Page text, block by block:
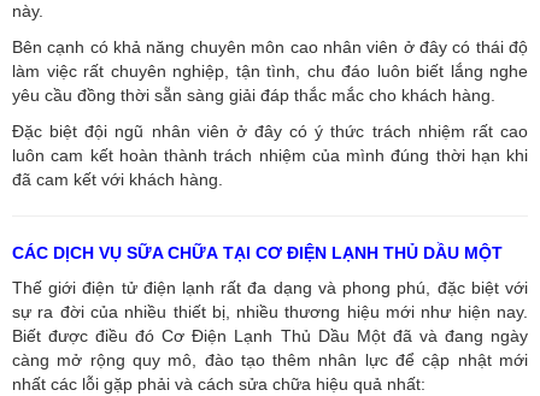
này.
Bên cạnh có khả năng chuyên môn cao nhân viên ở đây có thái độ
làm việc rất chuyên nghiệp, tận tình, chu đáo luôn biết lắng nghe
yêu cầu đồng thời sẵn sàng giải đáp thắc mắc cho khách hàng.
Đặc biệt đội ngũ nhân viên ở đây có ý thức trách nhiệm rất cao
luôn cam kết hoàn thành trách nhiệm của mình đúng thời hạn khi
đã cam kết với khách hàng.
CÁC DỊCH VỤ SỮA CHỮA TẠI CƠ ĐIỆN LẠNH THỦ DẦU MỘT
Thế giới điện tử điện lạnh rất đa dạng và phong phú, đặc biệt với
sự ra đời của nhiều thiết bị, nhiều thương hiệu mới như hiện nay.
Biết được điều đó Cơ Điện Lạnh Thủ Dầu Một đã và đang ngày
càng mở rộng quy mô, đào tạo thêm nhân lực để cập nhật mới
nhất các lỗi gặp phải và cách sửa chữa hiệu quả nhất: